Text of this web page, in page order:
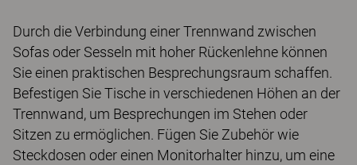
Durch die Verbindung einer Trennwand zwischen
Sofas oder Sesseln mit hoher Rückenlehne können
Sie einen praktischen Besprechungsraum schaffen.
Befestigen Sie Tische in verschiedenen Höhen an der
Trennwand, um Besprechungen im Stehen oder
Sitzen zu ermöglichen. Fügen Sie Zubehör wie
Steckdosen oder einen Monitorhalter hinzu, um eine